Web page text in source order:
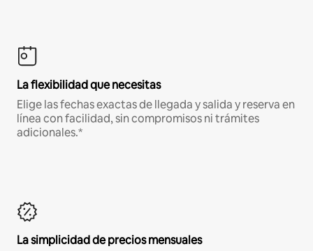
La flexibilidad que necesitas
Elige las fechas exactas de llegada y salida y reserva en
línea con facilidad, sin compromisos ni trámites
adicionales.*
La simplicidad de precios mensuales